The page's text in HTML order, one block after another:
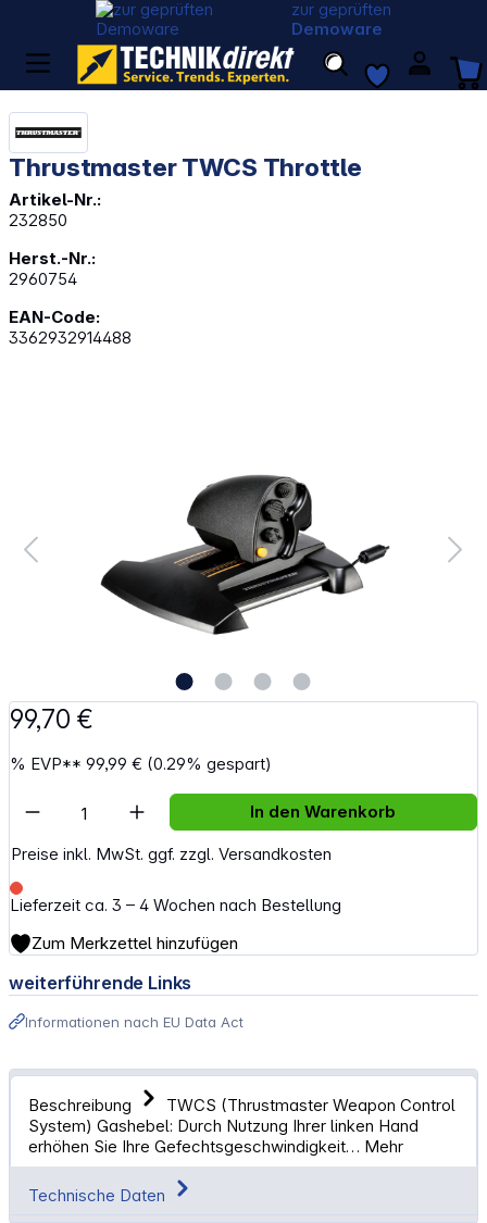
zur geprüften
Demoware
Thrustmaster TWCS Throttle
Artikel-Nr.:
232850
Herst.-Nr.:
2960754
EAN-Code:
3362932914488
99,70 €
% EVP**99,99 € (0.29% gespart)
Preise inkl. MwSt. ggf. zzgl. Versandkosten
Lieferzeit ca. 3 – 4 Wochen nach Bestellung
Artikel Anzahl: Gib den gewünschten
In den Warenkorb
Zum Merkzettel hinzufügen
weiterführende Links
Informationen nach EU Data Act
Beschreibung
TWCS (Thrustmaster Weapon Control
System) Gashebel: Durch Nutzung Ihrer linken Hand
erhöhen Sie Ihre Gefechtsgeschwindigkeit… Mehr
Technische Daten